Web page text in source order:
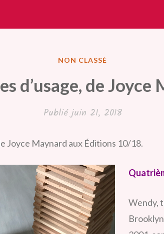
PUBLIÉ
NON CLASSÉ
d’usage, de Joyce
Publiéjuin 21, 2018
Joyce Maynard aux Éditions 10/18.
Wendy,